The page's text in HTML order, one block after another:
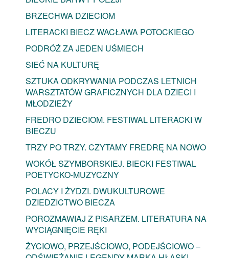
BRZECHWA DZIECIOM
LITERACKI BIECZ WACŁAWA POTOCKIEGO
PODRÓŻ ZA JEDEN UŚMIECH
SIEĆ NA KULTURĘ
SZTUKA ODKRYWANIA PODCZAS LETNICH
WARSZTATÓW GRAFICZNYCH DLA DZIECI I
MŁODZIEŻY
FREDRO DZIECIOM. FESTIWAL LITERACKI W
BIECZU
TRZY PO TRZY. CZYTAMY FREDRĘ NA NOWO
WOKÓŁ SZYMBORSKIEJ. BIECKI FESTIWAL
POETYCKO-MUZYCZNY
POLACY I ŻYDZI. DWUKULTUROWE
DZIEDZICTWO BIECZA
POROZMAWIAJ Z PISARZEM. LITERATURA NA
WYCIĄGNIĘCIE RĘKI
ŻYCIOWO, PRZEJŚCIOWO, PODEJŚCIOWO –